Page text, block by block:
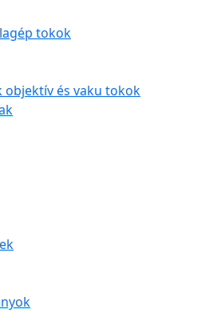
tokok
objektív és vaku tokok